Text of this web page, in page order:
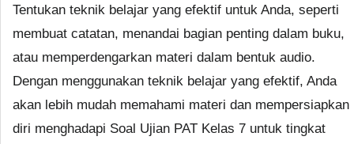
Tentukan teknik belajar yang efektif untuk Anda, seperti
membuat catatan, menandai bagian penting dalam buku,
atau memperdengarkan materi dalam bentuk audio.
Dengan menggunakan teknik belajar yang efektif, Anda
akan lebih mudah memahami materi dan mempersiapkan
diri menghadapi Soal Ujian PAT Kelas 7 untuk tingkat